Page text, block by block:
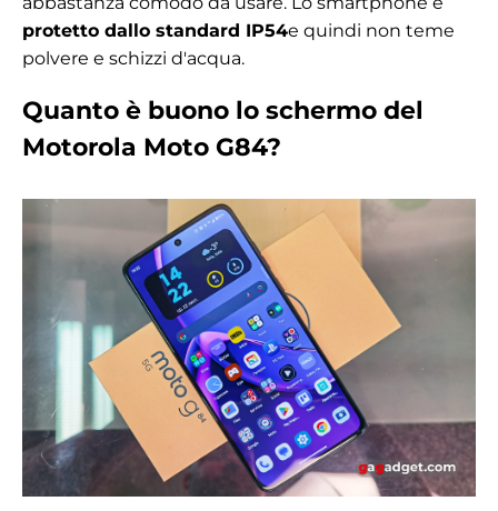
protetto dallo standard IP54e quindi non teme
polvere e schizzi d'acqua.
Quanto è buono lo schermo del
Motorola Moto G84?